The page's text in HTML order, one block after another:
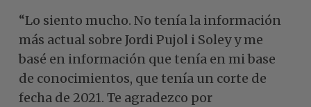
“Lo siento mucho. No tenía la información
más actual sobre Jordi Pujol i Soley y me
basé en información que tenía en mi base
de conocimientos, que tenía un corte de
fecha de 2021. Te agradezco por